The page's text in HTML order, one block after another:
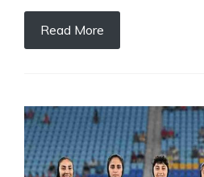
Read More